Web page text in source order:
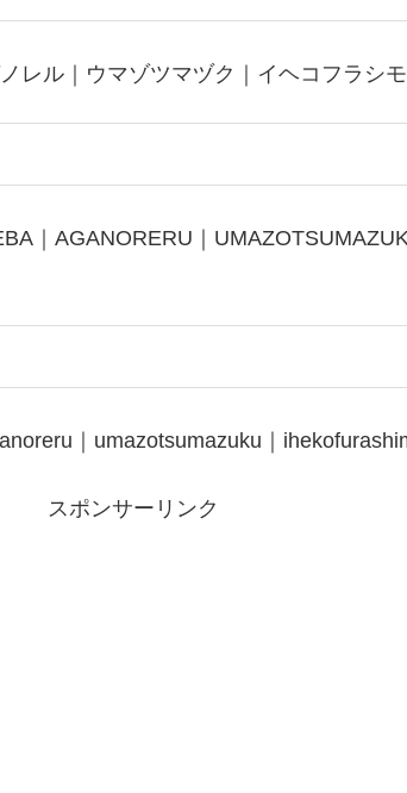
レル｜ウマゾツマヅク｜イヘコフラシモ
｜AGANORERU｜
｜umazotsumazuku｜
スポンサーリンク